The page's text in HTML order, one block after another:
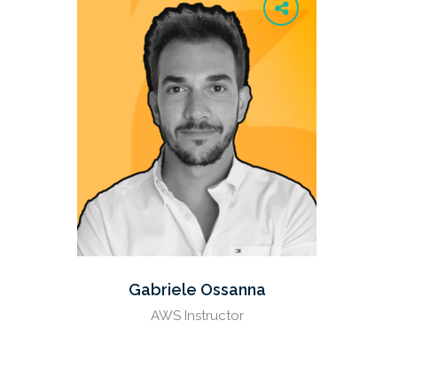
Gabriele Ossanna
AWS Instructor